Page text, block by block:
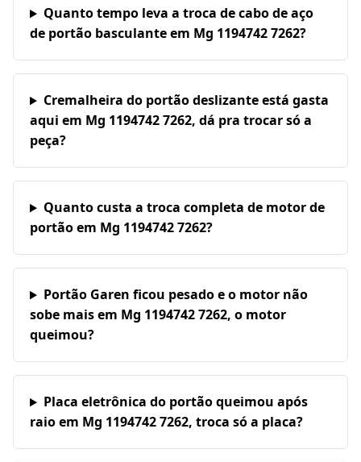
Quanto tempo leva a troca de cabo de aço
de portão basculante em Mg 1194742 7262?
Cremalheira do portão deslizante está gasta
aqui em Mg 1194742 7262, dá pra trocar só a
peça?
Quanto custa a troca completa de motor de
portão em Mg 1194742 7262?
Portão Garen ficou pesado e o motor não
sobe mais em Mg 1194742 7262, o motor
queimou?
Placa eletrônica do portão queimou após
raio em Mg 1194742 7262, troca só a placa?